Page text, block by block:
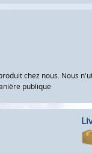
chez nous. Nous
publique